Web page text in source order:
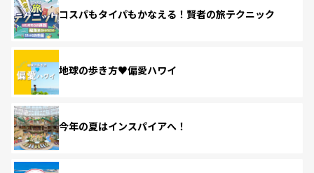
コスパもタイパもかなえる！賢者の旅テクニック
地球の歩き方♥偏愛ハワイ
今年の夏はインスパイアへ！